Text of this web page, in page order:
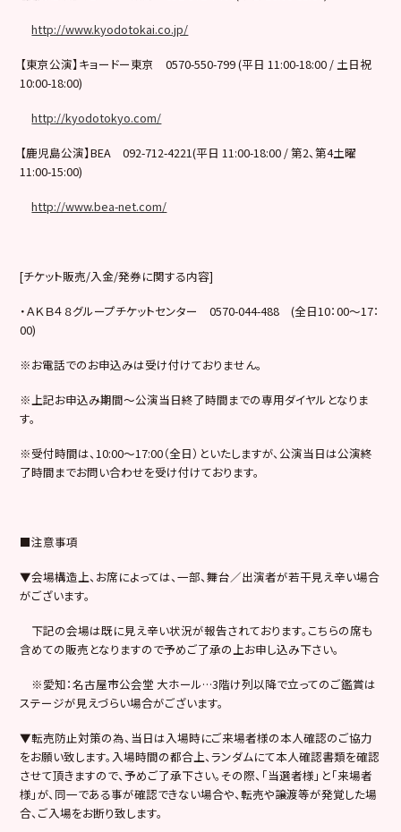
http://www.kyodotokai.co.jp/
【東京公演】キョードー東京0570-550-799 (平日 11:00-18:00 / 土日祝
10:00-18:00)
http://kyodotokyo.com/
【鹿児島公演】BEA 092-712-4221(平日 11:00-18:00 /第2、第4土曜
11:00-15:00)
http://www.bea-net.com/
[チケット販売/入金/発券に関する内容]
・ＡＫＢ４８グループチケットセンター0570-044-488 (全日10：00～17：
00)
※お電話でのお申込みは受け付けておりません。
※ 上記お申込み期間～公演当日終了時間までの専用ダイヤルとなりま
す。
※受付時間は、 10:00～17:00（全日）といたしますが、公演当日は公演終
了時間までお問い合わせを受け付けております。
■注意事項
▼会場構造上、お席によっては、一部、舞台／出演者が若干見え辛い場合
がございます。
下記の会場は既に見え辛い状況が報告されております。こちらの席も
含めての販売となりますので予めご了承の上お申し込み下さい。
※愛知：名古屋市公会堂 大ホール…3階け列以降で立ってのご鑑賞は
ステージが見えづらい場合がございます。
▼転売防止対策の為、当日は入場時にご来場者様の本人確認のご協力
をお願い致します。入場時間の都合上、ランダムにて本人確認書類を確認
させて頂きますので、予めご了承下さい。その際、「当選者様」と「来場者
様」が、同一である事が確認できない場合や、転売や譲渡等が発覚した場
合、ご入場をお断り致します。